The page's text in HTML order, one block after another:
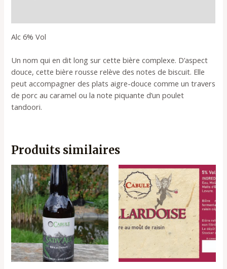
Alc 6% Vol
Un nom qui en dit long sur cette bière complexe. D’aspect
douce, cette bière rousse relève des notes de biscuit. Elle
peut accompagner des plats aigre-douce comme un travers
de porc au caramel ou la note piquante d’un poulet
tandoori.
Produits similaires